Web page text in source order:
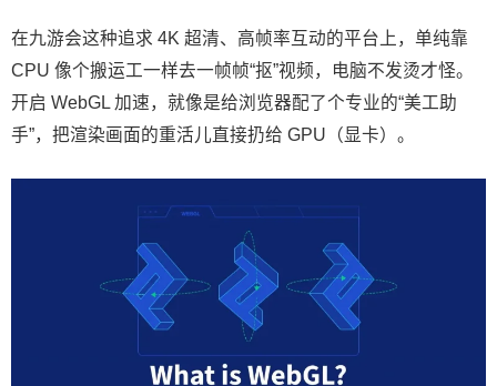
在九游会这种追求 4K 超清、高帧率互动的平台上，单纯靠
CPU 像个搬运工一样去一帧帧“抠”视频，电脑不发烫才怪。
开启 WebGL 加速，就像是给浏览器配了个专业的“美工助
手”，把渲染画面的重活儿直接扔给 GPU（显卡）。